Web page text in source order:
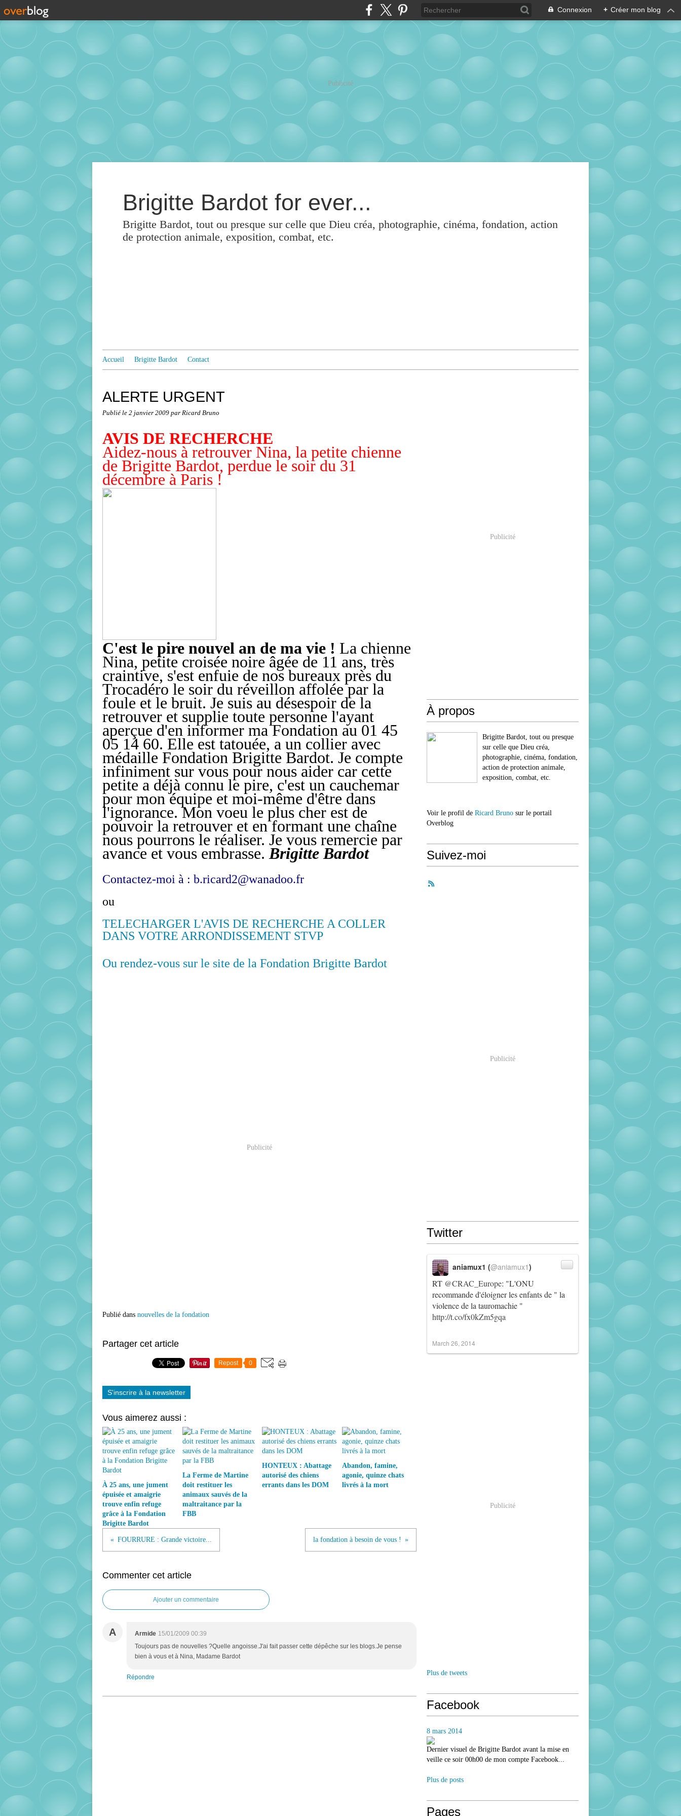
Connexion + Créer mon blog
Publicité
Brigitte Bardot for ever...
Brigitte Bardot, tout ou presque sur celle que Dieu créa, photographie, cinéma, fondation, action
de protection animale, exposition, combat, etc.
Accueil Brigitte Bardot Contact
ALERTE URGENT
Publié le 2 janvier 2009 par Ricard Bruno
AVIS DE RECHERCHE
Aidez-nous à retrouver Nina, la petite chienne
de Brigitte Bardot, perdue le soir du 31
décembre à Paris !
C'est le pire nouvel an de ma vie ! La chienne
Nina, petite croisée noire âgée de 11 ans, très
craintive, s'est enfuie de nos bureaux près du
Trocadéro le soir du réveillon affolée par la
foule et le bruit. Je suis au désespoir de la
retrouver et supplie toute personne l'ayant
aperçue d'en informer ma Fondation au 01 45
05 14 60. Elle est tatouée, a un collier avec
médaille Fondation Brigitte Bardot. Je compte
infiniment sur vous pour nous aider car cette
petite a déjà connu le pire, c'est un cauchemar
pour mon équipe et moi-même d'être dans
l'ignorance. Mon voeu le plus cher est de
pouvoir la retrouver et en formant une chaîne
nous pourrons le réaliser. Je vous remercie par
avance et vous embrasse. Brigitte Bardot
Contactez-moi à : b.ricard2@wanadoo.fr
ou
TELECHARGER L'AVIS DE RECHERCHE A COLLER
DANS VOTRE ARRONDISSEMENT STVP
Ou rendez-vous sur le site de la Fondation Brigitte Bardot
Publicité
Publié dans nouvelles de la fondation
Partager cet article
Repost 0
S'inscrire à la newsletter
Vous aimerez aussi :
À 25 ans, une jument
épuisée et amaigrie
trouve enfin refuge
grâce à la Fondation
Brigitte Bardot
La Ferme de Martine
doit restituer les
animaux sauvés de la
maltraitance par la
FBB
HONTEUX : Abattage
autorisé des chiens
errants dans les DOM
Abandon, famine,
agonie, quinze chats
livrés à la mort
FOURRURE : Grande victoire... la fondation à besoin de vous !
Commenter cet article
Ajouter un commentaire
A Armide 15/01/2009 00:39
Toujours pas de nouvelles ?Quelle angoisse.J'ai fait passer cette dépêche sur les blogs.Je pense
bien à vous et à Nina, Madame Bardot
Répondre
Publicité
À propos
Brigitte Bardot, tout ou presque
sur celle que Dieu créa,
photographie, cinéma, fondation,
action de protection animale,
exposition, combat, etc.
Voir le profil de Ricard Bruno sur le portail
Overblog
Suivez-moi
Publicité
Twitter
RT @CRAC_Europe: "L'ONU
recommande d'éloigner les enfants de " la
violence de la tauromachie "
http://t.co/fx0kZm5gqa
aniamux1 (@aniamux1)
March 26, 2014
Publicité
Plus de tweets
Facebook
8 mars 2014
Dernier visuel de Brigitte Bardot avant la mise en
veille ce soir 00h00 de mon compte Facebook...
Plus de posts
Pages